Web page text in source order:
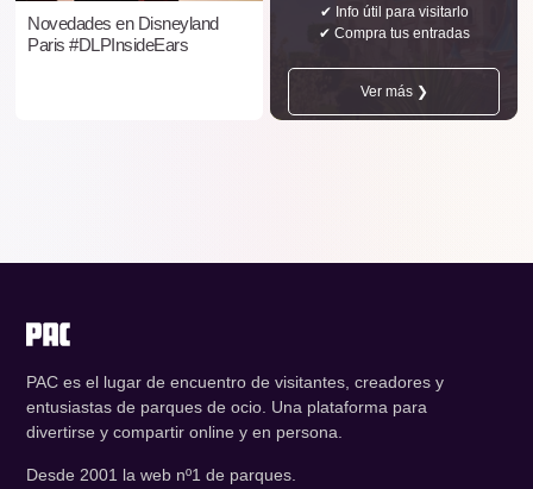
Novedades en Disneyland
Paris #DLPInsideEars
✔ Info útil para visitarlo
✔ Compra tus entradas
Ver más ❯
PAC es el lugar de encuentro de visitantes, creadores y
entusiastas de parques de ocio. Una plataforma para
divertirse y compartir online y en persona.
Desde 2001 la web nº1 de parques.